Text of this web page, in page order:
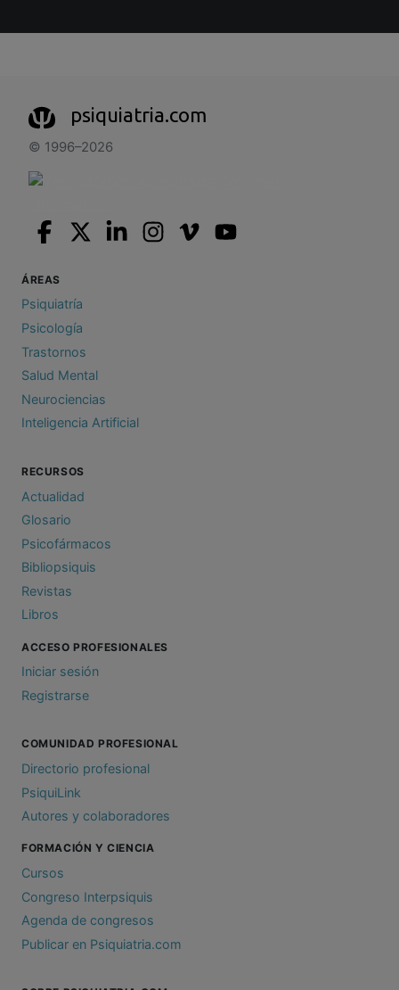
psiquiatria.com
© 1996–2026
ÁREAS
Psiquiatría
Psicología
Trastornos
Salud Mental
Neurociencias
Inteligencia Artificial
RECURSOS
Actualidad
Glosario
Psicofármacos
Bibliopsiquis
Revistas
Libros
ACCESO PROFESIONALES
Iniciar sesión
Registrarse
COMUNIDAD PROFESIONAL
Directorio profesional
PsiquiLink
Autores y colaboradores
FORMACIÓN Y CIENCIA
Cursos
Congreso Interpsiquis
Agenda de congresos
Publicar en Psiquiatria.com